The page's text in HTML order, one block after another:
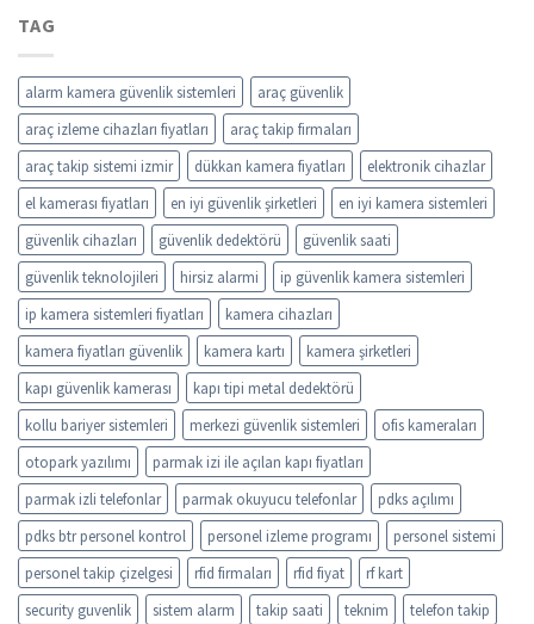
TAG
alarm kamera güvenlik sistemleri
araç güvenlik
araç izleme cihazları fiyatları
araç takip firmaları
araç takip sistemi izmir
dükkan kamera fiyatları
elektronik cihazlar
el kamerası fiyatları
en iyi güvenlik şirketleri
en iyi kamera sistemleri
güvenlik cihazları
güvenlik dedektörü
güvenlik saati
güvenlik teknolojileri
hirsiz alarmi
ip güvenlik kamera sistemleri
ip kamera sistemleri fiyatları
kamera cihazları
kamera fiyatları güvenlik
kamera kartı
kamera şirketleri
kapı güvenlik kamerası
kapı tipi metal dedektörü
kollu bariyer sistemleri
merkezi güvenlik sistemleri
ofis kameraları
otopark yazılımı
parmak izi ile açılan kapı fiyatları
parmak izli telefonlar
parmak okuyucu telefonlar
pdks açılımı
pdks btr personel kontrol
personel izleme programı
personel sistemi
personel takip çizelgesi
rfid firmaları rfid fiyat
rf kart
security guvenlik
sistem alarm takip saati teknim
telefon takip